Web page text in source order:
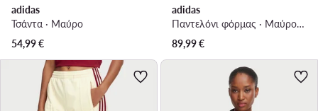
adidas
Τσάντα · Μαύρο
54,99€
adidas
Παντελόνι φόρμας · Μαύρο · Regular Fit
89,99€